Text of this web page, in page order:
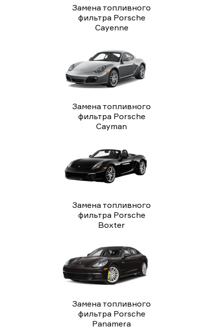
Замена топливного
фильтра Porsche
Cayenne
Замена топливного
фильтра Porsche
Cayman
Замена топливного
фильтра Porsche
Boxter
Замена топливного
фильтра Porsche
Panamera